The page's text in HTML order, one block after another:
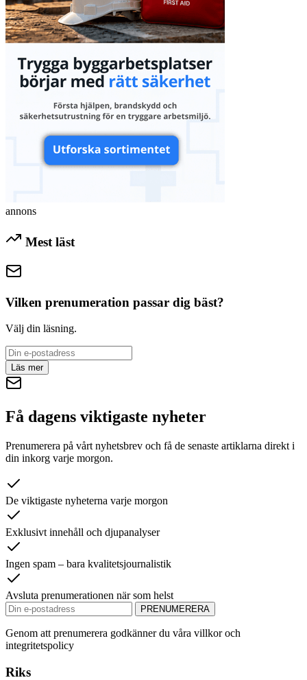
annons
Mest läst
Vilken prenumeration passar dig bäst?
Välj din läsning.
Läs mer
Få dagens viktigaste nyheter
Prenumerera på vårt nyhetsbrev och få de senaste artiklarna direkt i
din inkorg varje morgon.
De viktigaste nyheterna varje morgon
Exklusivt innehåll och djupanalyser
Ingen spam – bara kvalitetsjournalistik
Avsluta prenumerationen när som helst
PRENUMERERA
Genom att prenumerera godkänner du våra villkor och
integritetspolicy
Riks